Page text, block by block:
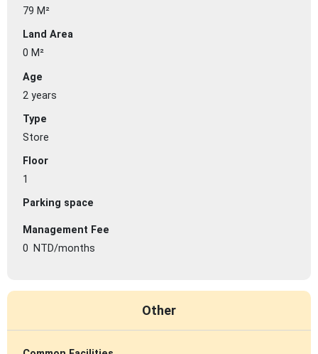
79 M²
Land Area
0 M²
Age
2 years
Type
Store
Floor
1
Parking space
Management Fee
0 NTD/months
Other